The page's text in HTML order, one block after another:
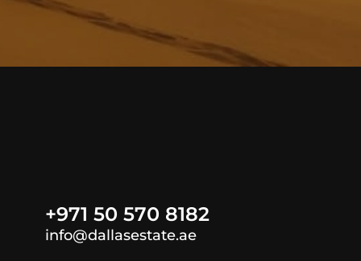
+971 50 570 8182
info@dallasestate.ae